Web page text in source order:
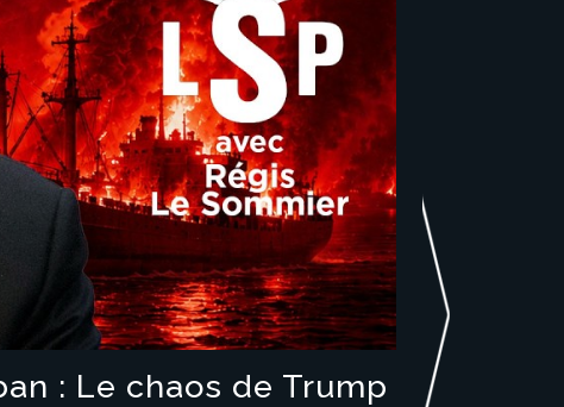
: Le chaos de Trump